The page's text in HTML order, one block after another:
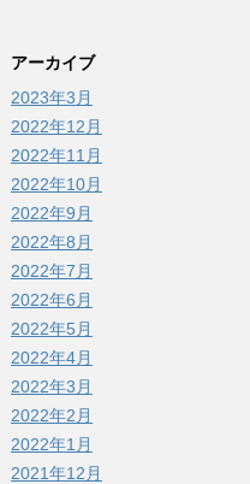
アーカイブ
2023年3月
2022年12月
2022年11月
2022年10月
2022年9月
2022年8月
2022年7月
2022年6月
2022年5月
2022年4月
2022年3月
2022年2月
2022年1月
2021年12月